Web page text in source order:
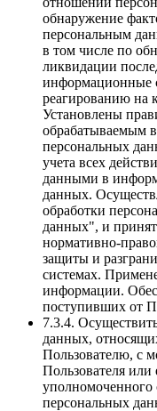
обнаружение
персональным
в том числе по
ликвидации
информационные
реагированию на
Установлены
обрабатываемым
персональных
учета всех
данными в
данных.
обработки
данных", и
нормативно-
защиты и
системах.
информации.
поступивших от
7.3.4.
данных,
Пользователю, с
Пользователя или
уполномоченного
персональных